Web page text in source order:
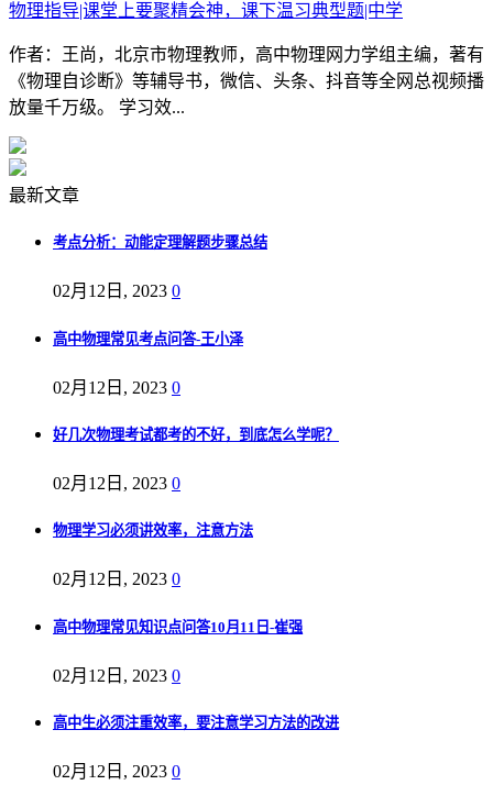
物理指导|课堂上要聚精会神，课下温习典型题|中学
作者：王尚，北京市物理教师，高中物理网力学组主编，著有
《物理自诊断》等辅导书，微信、头条、抖音等全网总视频播
放量千万级。 学习效...
最新文章
考点分析：动能定理解题步骤总结
02月12日, 2023 0
高中物理常见考点问答-王小泽
02月12日, 2023 0
好几次物理考试都考的不好，到底怎么学呢？
02月12日, 2023 0
物理学习必须讲效率，注意方法
02月12日, 2023 0
高中物理常见知识点问答10月11日-崔强
02月12日, 2023 0
高中生必须注重效率，要注意学习方法的改进
02月12日, 2023 0